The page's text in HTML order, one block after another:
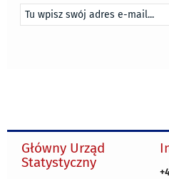
Główny Urząd
Statystyczny